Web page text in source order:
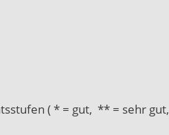
( * = gut, ** = sehr gut,